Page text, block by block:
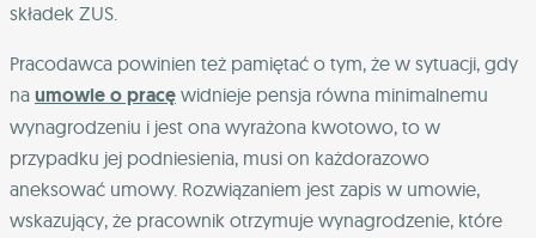
składek ZUS.
Pracodawca powinien też pamiętać o tym, że w sytuacji, gdy
na umowie o pracę widnieje pensja równa minimalnemu
wynagrodzeniu i jest ona wyrażona kwotowo, to w
przypadku jej podniesienia, musi on każdorazowo
aneksować umowy. Rozwiązaniem jest zapis w umowie,
wskazujący, że pracownik otrzymuje wynagrodzenie, które